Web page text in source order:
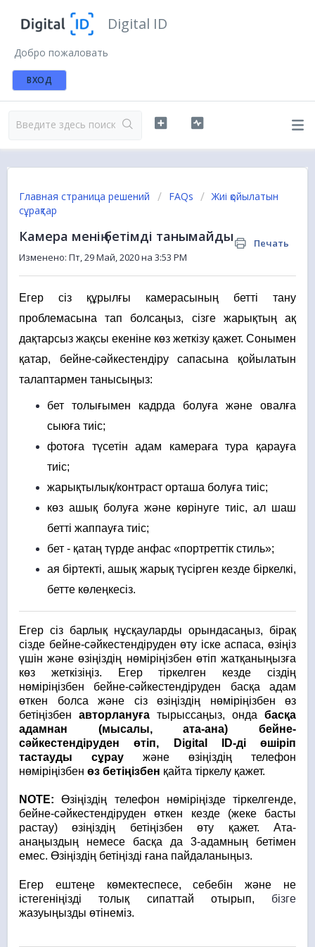
Digital ID
Добро пожаловать
ВХОД
Главная страница решений FAQs
Жиі қойылатын
сұрақтар
Камера менің бетімді танымайды
Печать
Изменено: Пт, 29 Май, 2020 на 3:53 PM
Егер сіз құрылғы камерасының бетті тану
проблемасына тап болсаңыз, сізге жарықтың ақ
дақтарсыз жақсы екеніне көз жеткізу қажет. Сонымен
қатар, бейне-сәйкестендіру сапасына қойылатын
талаптармен танысыңыз:
бет толығымен кадрда болуға және овалға
сыюға тиіс;
фотоға түсетін адам камераға тура қарауға
тиіс;
жарықтылық/контраст орташа болуға тиіс;
көз ашық болуға және көрінуге тиіс, ал шаш
бетті жаппауға тиіс;
бет - қатаң түрде анфас «портреттік стиль»;
ая біртекті, ашық жарық түсірген кезде біркелкі,
бетте көлеңкесіз.
Егер сіз барлық нұсқауларды орындасаңыз, бірақ
сізде бейне-сәйкестендіруден өту іске аспаса, өзіңіз
үшін және өзіңіздің нөміріңізбен өтіп жатқаныңызға
көз жеткізіңіз. Егер тіркелген кезде сіздің
нөміріңізбен бейне-сәйкестендіруден басқа адам
өткен болса және сіз өзіңіздің нөміріңізбен өз
бетіңізбен авторлануға тырыссаңыз, онда басқа
адамнан (мысалы, ата-ана) бейне-
сәйкестендіруден өтіп, Digital ID-ді өшіріп
тастауды сұрау және өзіңіздің телефон
нөміріңізбен өз бетіңізбен қайта тіркелу қажет.
NOTE: Өзіңіздің телефон нөміріңізде тіркелгенде,
бейне-сәйкестендіруден өткен кезде (жеке басты
растау) өзіңіздің бетіңізбен өту қажет. Ата-
анаңыздың немесе басқа да 3-адамның бетімен
емес. Өзіңіздің бетіңізді ғана пайдаланыңыз.
Егер ештеңе көмектеспесе, себебін және не
істегеніңізді толық сипаттай отырып, бізге
жазуыңызды өтінеміз.